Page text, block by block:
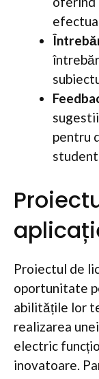
pentru
Proiectul de
oportunitate
abilitățile lor
realizarea
electric
inovatoare.